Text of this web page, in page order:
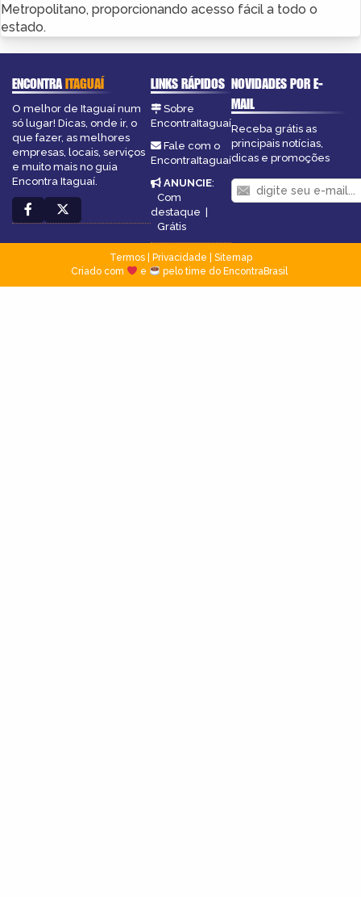
Metropolitano, proporcionando acesso fácil a todo o
estado.
ENCONTRAITAGUAÍ
O melhor de Itaguaí num
só lugar! Dicas, onde ir, o
que fazer, as melhores
empresas, locais, serviços
e muito mais no guia
Encontra Itaguaí.
LINKS RÁPIDOS
Sobre
EncontraItaguaí
Fale com o
EncontraItaguaí
ANUNCIE:
Com
destaque |
Grátis
NOVIDADES POR E-
MAIL
Receba grátis as
principais notícias,
dicas e promoções
Termos| Privacidade
Sitemap
Criado com
e pelo time do EncontraBrasil